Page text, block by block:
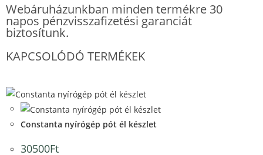
Webáruházunkban minden termékre 30
napos pénzvisszafizetési garanciát
biztosítunk.
KAPCSOLÓDÓ TERMÉKEK
Constanta nyírógép pót él készlet
30500Ft